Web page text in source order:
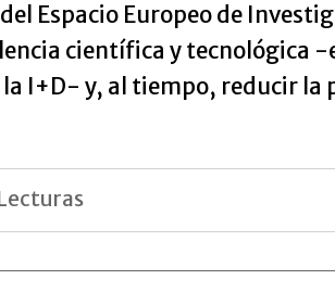
Espacio Europeo de
científica y tecnológica
I+D- y, al tiempo, reducir la